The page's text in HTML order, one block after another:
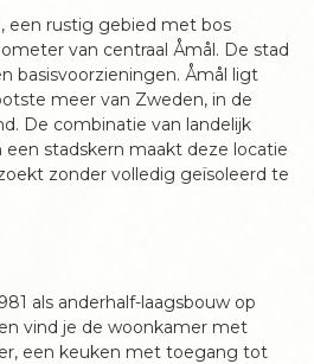
een rustig gebied met bos
van centraal Åmål. De stad
basisvoorzieningen. Åmål ligt
meer van Zweden, in de
De combinatie van landelijk
een stadskern maakt deze locatie
zonder volledig geïsoleerd te
als anderhalf-laagsbouw op
vind je de woonkamer met
een keuken met toegang tot